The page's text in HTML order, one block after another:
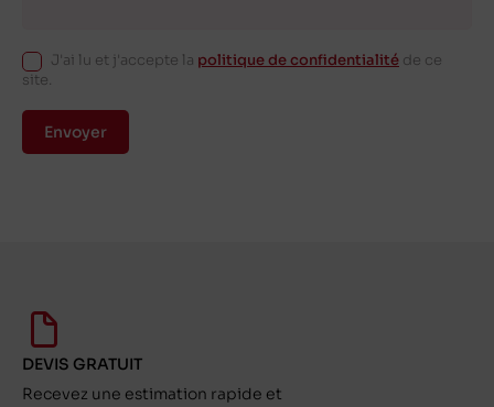
J'ai lu et j'accepte la politique de confidentialité de ce
site.
Envoyer
DEVIS GRATUIT
Recevez une estimation rapide et